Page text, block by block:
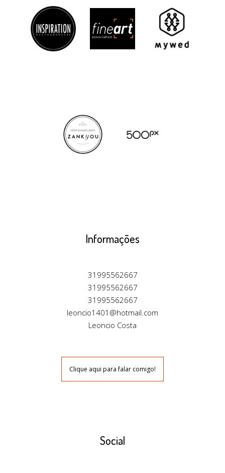
Informações
31995562667
31995562667
31995562667
leoncio1401@hotmail.com
Leoncio Costa
Clique aqui para falar comigo!
Social